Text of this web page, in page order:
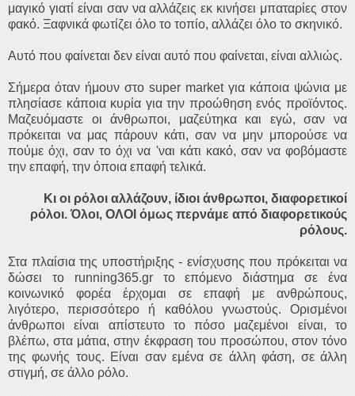
μαγικό γιατί είναι σαν να αλλάζεις εκ κινήσει μπαταρίες στον
φακό. Ξαφνικά φωτίζει όλο το τοπίο, αλλάζει όλο το σκηνικό.
Αυτό που φαίνεται δεν είναι αυτό που φαίνεται, είναι αλλιώς.
Σήμερα όταν ήμουν στο super market για κάποια ψώνια με
πλησίασε κάποια κυρία για την προώθηση ενός προϊόντος.
Μαζευόμαστε οι άνθρωποι, μαζεύτηκα και εγώ, σαν να
πρόκειται να μας πάρουν κάτι, σαν να μην μπορούσε να
πούμε όχι, σαν το όχι να 'ναι κάτι κακό, σαν να φοβόμαστε
την επαφή, την όποια επαφή τελικά.
Κι οι ρόλοι αλλάζουν, ίδιοι άνθρωποι, διαφορετικοί
ρόλοι. Όλοι, ΟΛΟΙ όμως περνάμε από διαφορετικούς
ρόλους.
Στα πλαίσια της υποστήριξης - ενίσχυσης που πρόκειται να
δώσει το running365.gr το επόμενο διάστημα σε ένα
κοινωνικό φορέα έρχομαι σε επαφή με ανθρώπους,
λιγότερο, περισσότερο ή καθόλου γνωστούς. Ορισμένοι
άνθρωποι είναι απίστευτο το πόσο μαζεμένοι είναι, το
βλέπω, στα μάτια, στην έκφραση του προσώπου, στον τόνο
της φωνής τους. Είναι σαν εμένα σε άλλη φάση, σε άλλη
στιγμή, σε άλλο ρόλο.